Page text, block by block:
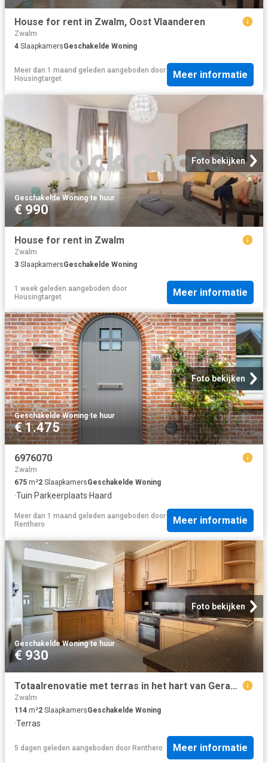
House for rent in Zwalm, Oost Vlaanderen
Zwalm
4 SlaapkamersGeschakelde Woning
Meer dan 1 maand geleden aangeboden door
Housingtarget
Meer informatie
Foto bekijken
Geschakelde Woning·te huur
€ 990
House for rent in Zwalm
Zwalm
3 SlaapkamersGeschakelde Woning
1 week geleden aangeboden door
Housingtarget
Meer informatie
Foto bekijken
Geschakelde Woning·te huur
€ 1.475
6976070
Zwalm
675 m²2 SlaapkamersGeschakelde Woning
·Tuin·Parkeerplaats·Haard
Meer dan 1 maand geleden aangeboden door
Renthero
Meer informatie
Foto bekijken
Geschakelde Woning·te huur
€ 930
Totaalrenovatie met terras in het hart van Geraardsbergen
Zwalm
114 m²2 SlaapkamersGeschakelde Woning
·Terras
5 dagen geleden aangeboden door Renthero Meer informatie